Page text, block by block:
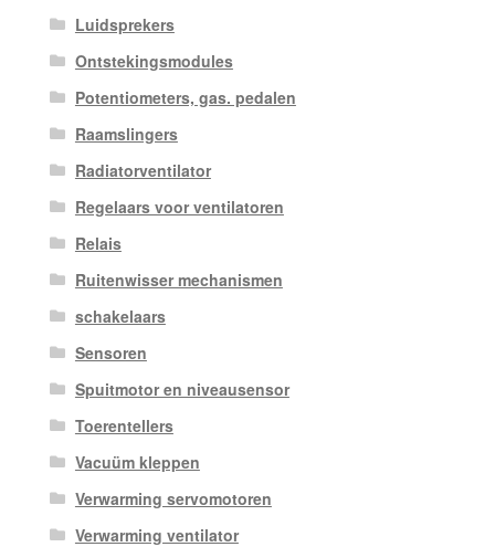
Luidsprekers
Ontstekingsmodules
Potentiometers, gas. pedalen
Raamslingers
Radiatorventilator
Regelaars voor ventilatoren
Relais
Ruitenwisser mechanismen
schakelaars
Sensoren
Spuitmotor en niveausensor
Toerentellers
Vacuüm kleppen
Verwarming servomotoren
Verwarming ventilator